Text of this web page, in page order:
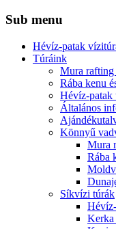
Sub menu
Hévíz-patak
Túráink
Mura rafting
Rába kenu
Hévíz-patak
Általános
Könnyű
Mura
Rába
Síkvízi túrák
Kerka